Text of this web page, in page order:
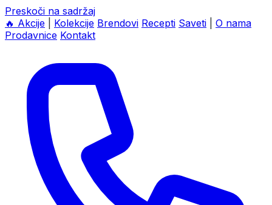
Preskoči na sadržaj
🔥 Akcije Kolekcije Brendovi Recepti Saveti
O nama
Prodavnice Kontakt